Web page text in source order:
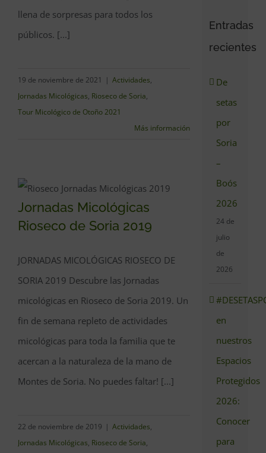
llena de sorpresas para todos los
públicos. [...]
19 de noviembre de 2021 | Actividades,
Jornadas Micológicas, Rioseco de Soria,
Tour Micológico de Otoño 2021
Más información
Jornadas Micológicas
Rioseco de Soria 2019
Jornadas Micológicas
Rioseco de Soria 2019
JORNADAS MICOLÓGICAS RIOSECO DE
SORIA 2019 Descubre las Jornadas
micológicas en Rioseco de Soria 2019. Un
fin de semana repleto de actividades
micológicas para toda la familia que te
acercan a la naturaleza de la mano de
Montes de Soria. No puedes faltar! [...]
22 de noviembre de 2019 | Actividades,
Jornadas Micológicas, Rioseco de Soria,
Entradas
recientes
De
setas
por
Soria
–
Boós
2026
24 de
julio
de
2026
en
nuestros
Espacios
Protegidos
2026:
Conocer
para